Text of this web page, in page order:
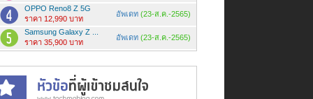
OPPO Reno8 Z 5G
ราคา 12,990 บาท
อัพเดท (23-ส.ค.-2565)
Samsung Galaxy Z ...
ราคา 35,900 บาท
อัพเดท (23-ส.ค.-2565)